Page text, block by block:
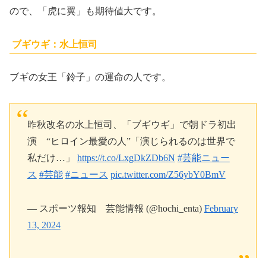
ので、「虎に翼」も期待値大です。
ブギウギ：水上恒司
ブギの女王「鈴子」の運命の人です。
昨秋改名の水上恒司、「ブギウギ」で朝ドラ初出
演 “ヒロイン最愛の人”「演じられるのは世界で
私だけ…」 https://t.co/LxgDkZDb6N #芸能ニュー
ス #芸能 #ニュース pic.twitter.com/Z56ybY0BmV
— スポーツ報知 芸能情報 (@hochi_enta) February
13, 2024